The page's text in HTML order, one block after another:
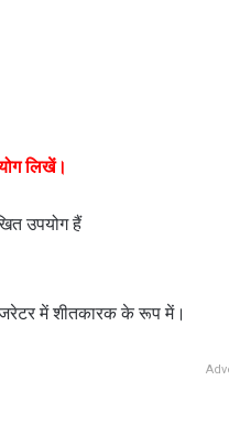
लिखें।
उपयोग हैं
में शीतकारक के रूप में।